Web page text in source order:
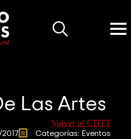
Las Artes
Volver al CDTT
Categorías: Eventos